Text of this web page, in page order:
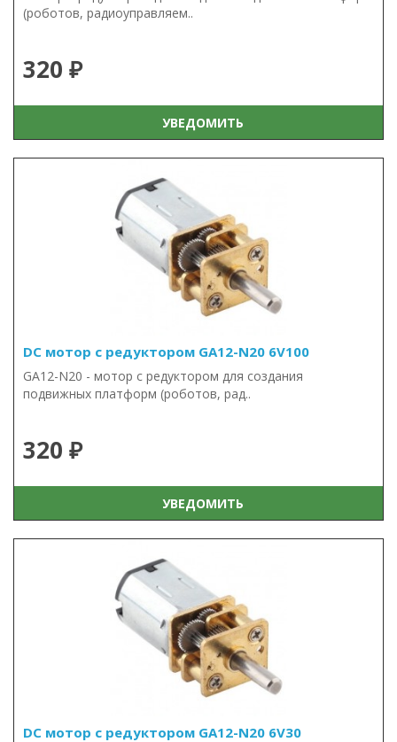
(роботов, радиоуправляем..
320 ₽
УВЕДОМИТЬ
DC мотор с редуктором GA12-N20 6V100
GA12-N20 - мотор с редуктором для создания
подвижных платформ (роботов, рад..
320 ₽
УВЕДОМИТЬ
DC мотор с редуктором GA12-N20 6V30